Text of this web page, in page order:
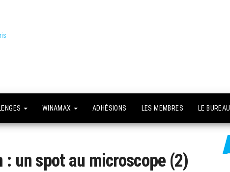
grand ParisWINAMAX ADHÉSIONS LES MEMBRES LE BUREAU
: un spot au microscope (2)